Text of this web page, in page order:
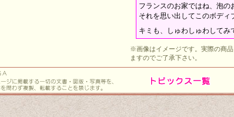
フランスのお家ではね、泡の
それを思い出してこのボディ
キミも、しゅわしゅわしてみ
※画像はイメージです。実際の商
ますのでご了承下さい。